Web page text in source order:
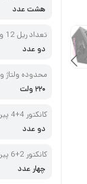
SATA
هشت عدد
تعداد ریل 12 ولت
دو عدد
محدوده ولتاژ
۲۲۰ ولت
TX / ATX
دو عدد
-E
چهار عدد